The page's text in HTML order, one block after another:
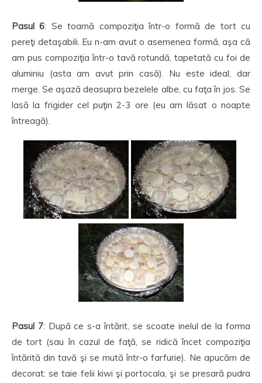
Pasul 6: Se toarnă compoziţia într-o formă de tort cu
pereţi detaşabili. Eu n-am avut o asemenea formă, aşa că
am pus compoziţia într-o tavă rotundă, tapetată cu foi de
aluminiu (asta am avut prin casă). Nu este ideal, dar
merge. Se aşază deasupra bezelele albe, cu faţa în jos. Se
lasă la frigider cel puţin 2-3 ore (eu am lăsat o noapte
întreagă).
Pasul 7: După ce s-a întărit, se scoate inelul de la forma
de tort (sau în cazul de faţă, se ridică încet compoziţia
întărită din tavă şi se mută într-o farfurie). Ne apucăm de
decorat: se taie felii kiwi şi portocala, şi se presară pudra